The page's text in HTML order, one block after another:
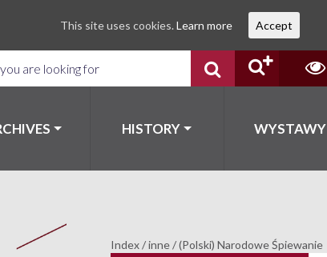
HISTORY WYSTAWY
Index/inne/(Polski) Narodowe Śpiewanie
This site uses cookies. Learn more Accept